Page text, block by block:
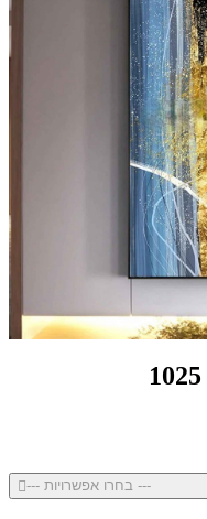
--- בחרו אפשרויות ---